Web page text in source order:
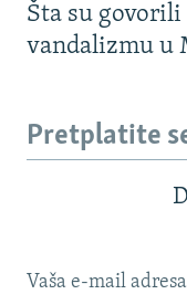
Šta su govorili
vandalizmu u
Pretplatite
Vaša e-mail adresa